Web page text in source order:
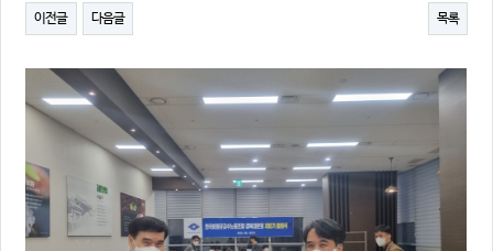
민주노총 및 본조소식
참여
자유게시판 가입/탈퇴
이전글 다음글 목록